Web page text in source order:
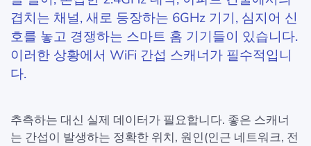
겹치는 채널, 새로 등장하는 6GHz 기기, 심지어 신
호를 놓고 경쟁하는 스마트 홈 기기들이 있습니다.
이러한 상황에서 WiFi 간섭 스캐너가 필수적입니
다.
추측하는 대신 실제 데이터가 필요합니다. 좋은 스캐너
는 간섭이 발생하는 정확한 위치, 원인(인근 네트워크, 전